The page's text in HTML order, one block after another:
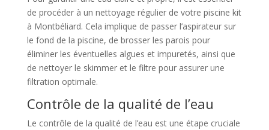
de procéder à un nettoyage régulier de votre piscine kit
à Montbéliard. Cela implique de passer l’aspirateur sur
le fond de la piscine, de brosser les parois pour
éliminer les éventuelles algues et impuretés, ainsi que
de nettoyer le skimmer et le filtre pour assurer une
filtration optimale.
Contrôle de la qualité de l’eau
Le contrôle de la qualité de l’eau est une étape cruciale